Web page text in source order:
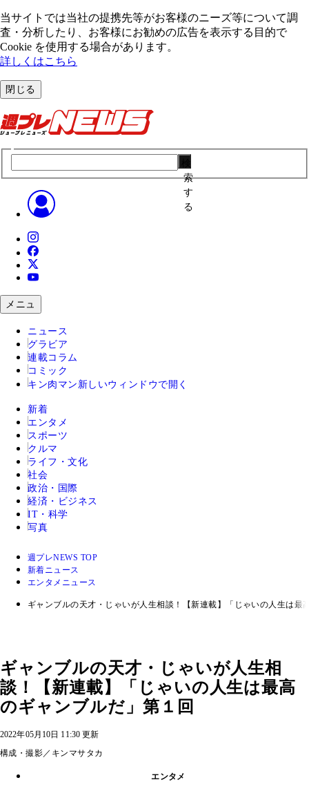
当サイトでは当社の提携先等がお客様のニーズ等について調
査・分析したり、お客様にお勧めの広告を表⽰する⽬的で
Cookie を使⽤する場合があります。
詳しくはこちら
閉じる
索
す
る
メニュ
ニュース
グラビア
連載コラム
コミック
キン肉マン 新しいウィンドウで開く
新着
エンタメ
スポーツ
クルマ
ライフ・文化
社会
政治・国際
経済・ビジネス
IT・科学
写真
週プレNEWS TOP
新着ニュース
エンタメニュース
ギャンブルの天才・じゃいが人生相談！【新連載】「じゃいの人生は最
ギャンブルの天才・じゃいが人生相
談！【新連載】「じゃいの人生は最高
のギャンブルだ」第１回
2022年05月10日 11:30 更新
構成・撮影／キンマサタカ
エンタメ